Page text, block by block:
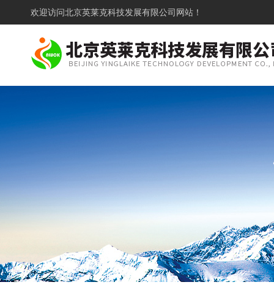
欢迎访问北京英莱克科技发展有限公司网站！